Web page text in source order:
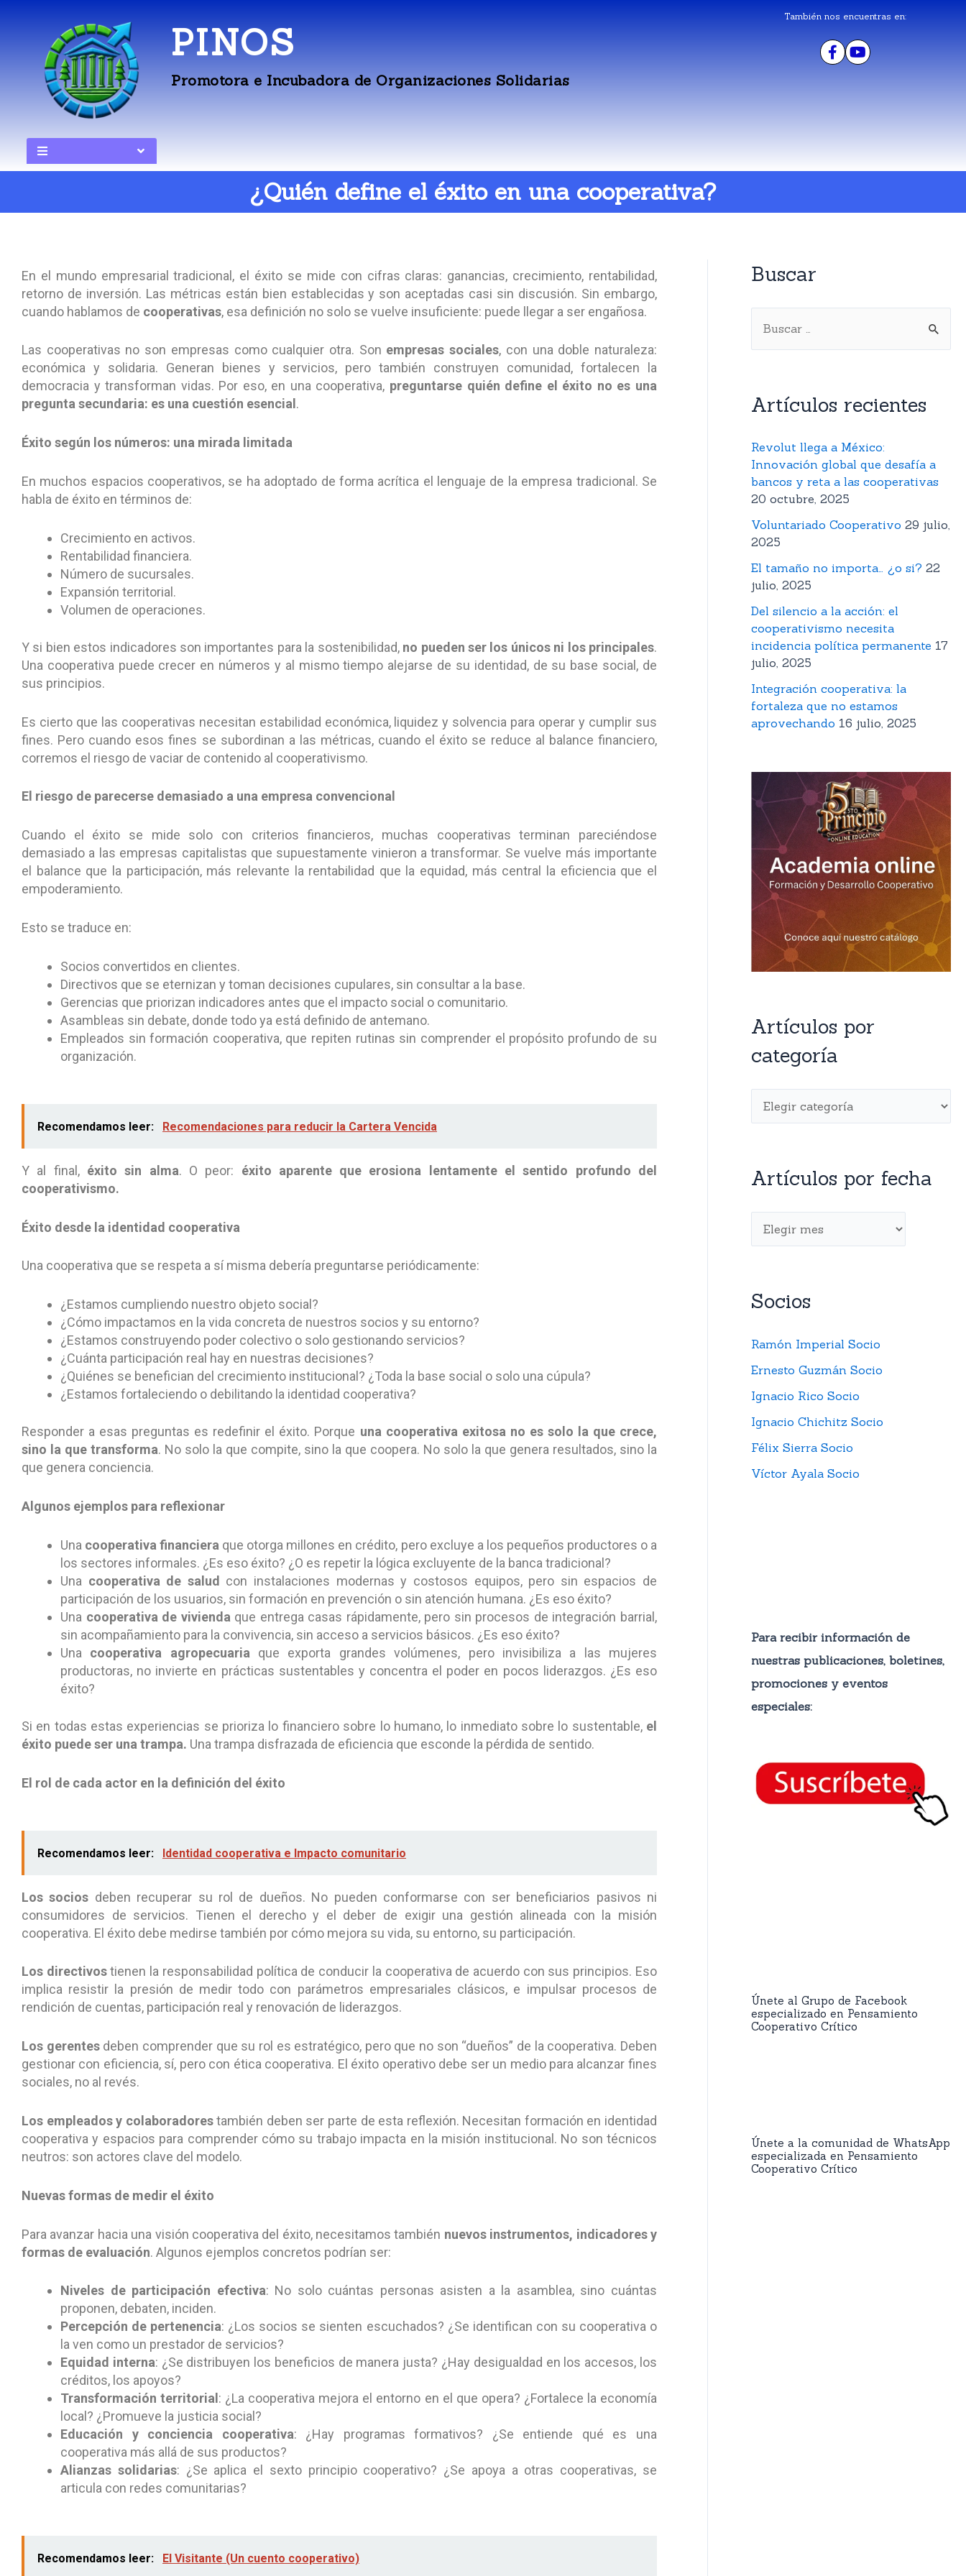
PINOS
Promotora e Incubadora de Organizaciones Solidarias
También nos encuentras en:
¿Quién define el éxito en una cooperativa?
En el mundo empresarial tradicional, el éxito se mide con cifras claras: ganancias, crecimiento, rentabilidad,
retorno de inversión. Las métricas están bien establecidas y son aceptadas casi sin discusión. Sin embargo,
cuando hablamos de cooperativas, esa definición no solo se vuelve insuficiente: puede llegar a ser engañosa.
Las cooperativas no son empresas como cualquier otra. Son empresas sociales, con una doble naturaleza:
económica y solidaria. Generan bienes y servicios, pero también construyen comunidad, fortalecen la
democracia y transforman vidas. Por eso, en una cooperativa, preguntarse quién define el éxito no es una
pregunta secundaria: es una cuestión esencial .
Éxito según los números: una mirada limitada
En muchos espacios cooperativos, se ha adoptado de forma acrítica el lenguaje de la empresa tradicional. Se
habla de éxito en términos de:
Crecimiento en activos.
Rentabilidad financiera.
Número de sucursales.
Expansión territorial.
Volumen de operaciones.
Y si bien estos indicadores son importantes para la sostenibilidad, no pueden ser los únicos ni los principales.
Una cooperativa puede crecer en números y al mismo tiempo alejarse de su identidad, de su base social, de
sus principios.
Es cierto que las cooperativas necesitan estabilidad económica, liquidez y solvencia para operar y cumplir sus
fines. Pero cuando esos fines se subordinan a las métricas, cuando el éxito se reduce al balance financiero,
corremos el riesgo de vaciar de contenido al cooperativismo.
El riesgo de parecerse demasiado a una empresa convencional
Cuando el éxito se mide solo con criterios financieros, muchas cooperativas terminan pareciéndose
demasiado a las empresas capitalistas que supuestamente vinieron a transformar. Se vuelve más importante
el balance que la participación, más relevante la rentabilidad que la equidad, más central la eficiencia que el
empoderamiento.
Esto se traduce en:
Socios convertidos en clientes.
Directivos que se eternizan y toman decisiones cupulares, sin consultar a la base.
Gerencias que priorizan indicadores antes que el impacto social o comunitario.
Asambleas sin debate, donde todo ya está definido de antemano.
Empleados sin formación cooperativa, que repiten rutinas sin comprender el propósito profundo de su
organización.
Recomendamos leer: Recomendaciones para reducir la Cartera Vencida
Y al final, éxito sin alma. O peor: éxito aparente que erosiona lentamente el sentido profundo del
cooperativismo.
Éxito desde la identidad cooperativa
Una cooperativa que se respeta a sí misma debería preguntarse periódicamente:
¿Estamos cumpliendo nuestro objeto social?
¿Cómo impactamos en la vida concreta de nuestros socios y su entorno?
¿Estamos construyendo poder colectivo o solo gestionando servicios?
¿Cuánta participación real hay en nuestras decisiones?
¿Quiénes se benefician del crecimiento institucional? ¿Toda la base social o solo una cúpula?
¿Estamos fortaleciendo o debilitando la identidad cooperativa?
Responder a esas preguntas es redefinir el éxito. Porque una cooperativa exitosa no es solo la que crece,
sino la que transforma. No solo la que compite, sino la que coopera. No solo la que genera resultados, sino la
que genera conciencia.
Algunos ejemplos para reflexionar
Una cooperativa financiera que otorga millones en crédito, pero excluye a los pequeños productores o a
los sectores informales. ¿Es eso éxito? ¿O es repetir la lógica excluyente de la banca tradicional?
Una cooperativa de salud con instalaciones modernas y costosos equipos, pero sin espacios de
participación de los usuarios, sin formación en prevención o sin atención humana. ¿Es eso éxito?
Una cooperativa de vivienda que entrega casas rápidamente, pero sin procesos de integración barrial,
sin acompañamiento para la convivencia, sin acceso a servicios básicos. ¿Es eso éxito?
Una cooperativa agropecuaria que exporta grandes volúmenes, pero invisibiliza a las mujeres
productoras, no invierte en prácticas sustentables y concentra el poder en pocos liderazgos. ¿Es eso
éxito?
Si en todas estas experiencias se prioriza lo financiero sobre lo humano, lo inmediato sobre lo sustentable, el
éxito puede ser una trampa. Una trampa disfrazada de eficiencia que esconde la pérdida de sentido.
El rol de cada actor en la definición del éxito
Recomendamos leer: Identidad cooperativa e Impacto comunitario
Los socios deben recuperar su rol de dueños. No pueden conformarse con ser beneficiarios pasivos ni
consumidores de servicios. Tienen el derecho y el deber de exigir una gestión alineada con la misión
cooperativa. El éxito debe medirse también por cómo mejora su vida, su entorno, su participación.
Los directivostienen la responsabilidad política de conducir la cooperativa de acuerdo con sus principios. Eso
implica resistir la presión de medir todo con parámetros empresariales clásicos, e impulsar procesos de
rendición de cuentas, participación real y renovación de liderazgos.
Los gerentesdeben comprender que su rol es estratégico, pero que no son “dueños” de la cooperativa. Deben
gestionar con eficiencia, sí, pero con ética cooperativa. El éxito operativo debe ser un medio para alcanzar fines
sociales, no al revés.
Los empleados y colaboradorestambién deben ser parte de esta reflexión. Necesitan formación en identidad
cooperativa y espacios para comprender cómo su trabajo impacta en la misión institucional. No son técnicos
neutros: son actores clave del modelo.
Nuevas formas de medir el éxito
Para avanzar hacia una visión cooperativa del éxito, necesitamos también nuevos instrumentos, indicadores y
formas de evaluación. Algunos ejemplos concretos podrían ser:
Niveles de participación efectiva: No solo cuántas personas asisten a la asamblea, sino cuántas
proponen, debaten, inciden.
Percepción de pertenencia: ¿Los socios se sienten escuchados? ¿Se identifican con su cooperativa o
la ven como un prestador de servicios?
Equidad interna: ¿Se distribuyen los beneficios de manera justa? ¿Hay desigualdad en los accesos, los
créditos, los apoyos?
Transformación territorial : ¿La cooperativa mejora el entorno en el que opera? ¿Fortalece la economía
local? ¿Promueve la justicia social?
Educación y conciencia cooperativa: ¿Hay programas formativos? ¿Se entiende qué es una
cooperativa más allá de sus productos?
Alianzas solidarias: ¿Se aplica el sexto principio cooperativo? ¿Se apoya a otras cooperativas, se
articula con redes comunitarias?
Recomendamos leer: El Visitante (Un cuento cooperativo)
Buscar
Artículos recientes
Revolut llega a México:
Innovación global que desafía a
bancos y reta a las cooperativas
20 octubre, 2025
Voluntariado Cooperativo 29 julio,
2025
El tamaño no importa… ¿o si? 22
julio, 2025
Del silencio a la acción: el
cooperativismo necesita
incidencia política permanente 17
julio, 2025
Integración cooperativa: la
fortaleza que no estamos
aprovechando 16 julio, 2025
Artículos por
categoría
Artículos por fecha
Socios
Ramón Imperial Socio
Ernesto Guzmán Socio
Ignacio Rico Socio
Ignacio Chichitz Socio
Félix Sierra Socio
Víctor Ayala Socio
Para recibir información de
nuestras publicaciones, boletines,
promociones y eventos
especiales:
Únete al Grupo de Facebook
especializado en Pensamiento
Cooperativo Crítico
Únete a la comunidad de WhatsApp
especializada en Pensamiento
Cooperativo Crítico